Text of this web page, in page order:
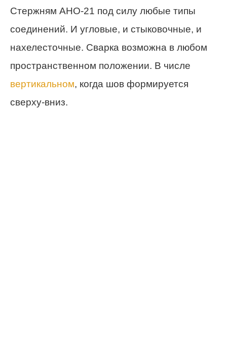
Стержням АНО-21 под силу любые типы
соединений. И угловые, и стыковочные, и
нахелесточные. Сварка возможна в любом
пространственном положении. В числе
вертикальном, когда шов формируется
сверху-вниз.